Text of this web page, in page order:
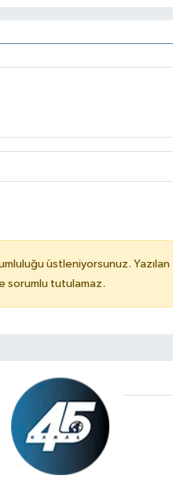
üstleniyorsunuz. Yazılan
sorumlu tutulamaz.